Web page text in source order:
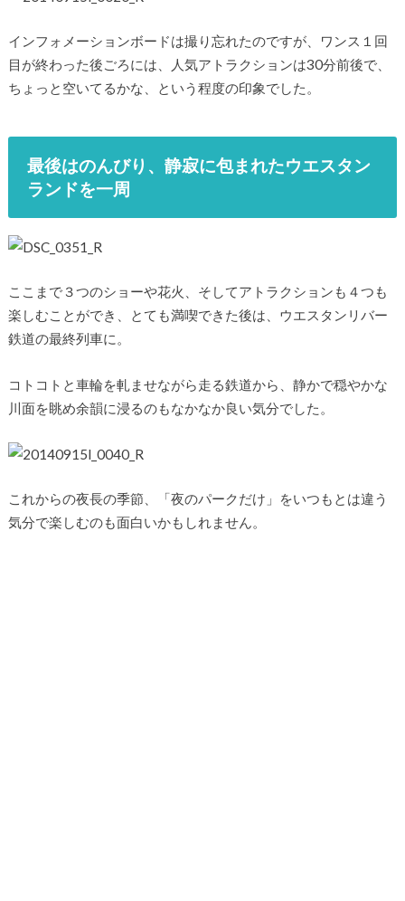
インフォメーションボードは撮り忘れたのですが、ワンス１回
目が終わった後ごろには、人気アトラクションは30分前後で、
ちょっと空いてるかな、という程度の印象でした。
最後はのんびり、静寂に包まれたウエスタン
ランドを一周
ここまで３つのショーや花火、そしてアトラクションも４つも
楽しむことができ、とても満喫できた後は、ウエスタンリバー
鉄道の最終列車に。
コトコトと車輪を軋ませながら走る鉄道から、静かで穏やかな
川面を眺め余韻に浸るのもなかなか良い気分でした。
これからの夜長の季節、「夜のパークだけ」をいつもとは違う
気分で楽しむのも面白いかもしれません。